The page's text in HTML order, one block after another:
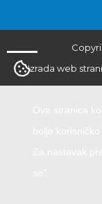
Izrada web